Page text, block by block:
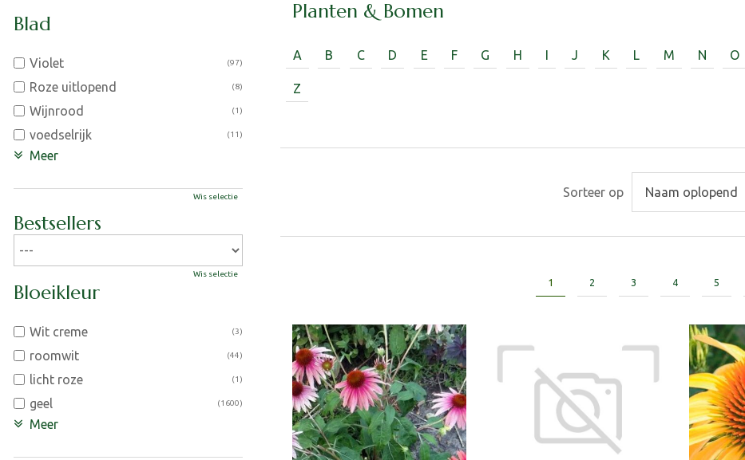
Planten & Bomen
A B C D E F G H I J K L M N O
Z
Sorteer op
1 2 3 4 5
Blad
Violet (97)
Roze uitlopend (8)
Wijnrood (1)
voedselrijk (11)
Meer
Wis selectie
Bestsellers
Wis selectie
Bloeikleur
Wit creme (3)
roomwit (44)
licht roze (1)
geel (1600)
Meer